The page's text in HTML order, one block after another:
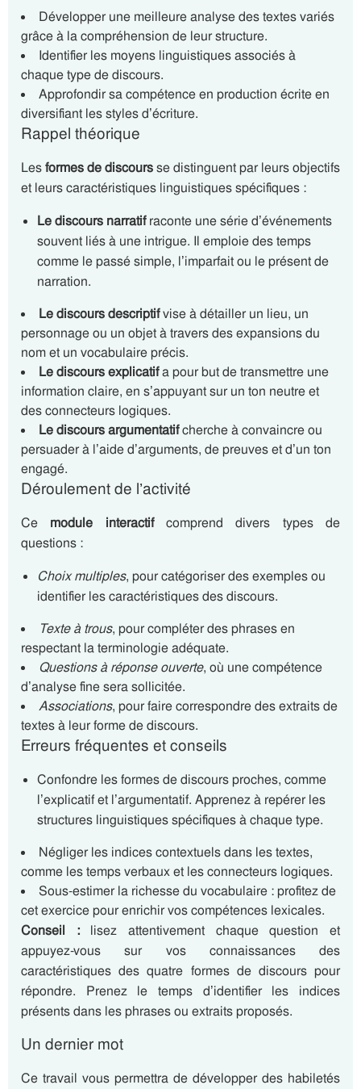
Développer une meilleure analyse des textes variés
grâce à la compréhension de leur structure.
Identifier les moyens linguistiques associés à
chaque type de discours.
Approfondir sa compétence en production écrite en
diversifiant les styles d’écriture.
Rappel théorique
Lesformes de discoursse distinguent par leurs objectifs
et leurs caractéristiques linguistiques spécifiques :
Le discours narratifraconte une série d’événements
souvent liés à une intrigue. Il emploie des temps
comme le passé simple, l’imparfait ou le présent de
narration.
Le discours descriptifvise à détailler un lieu, un
personnage ou un objet à travers des expansions du
nom et un vocabulaire précis.
Le discours explicatifa pour but de transmettre une
information claire, en s’appuyant sur un ton neutre et
des connecteurs logiques.
Le discours argumentatifcherche à convaincre ou
persuader à l’aide d’arguments, de preuves et d’un ton
engagé.
Déroulement de l’activité
Ce module interactifcomprend divers types de
questions :
Choix multiples, pour catégoriser des exemples ou
identifier les caractéristiques des discours.
Texte à trous, pour compléter des phrases en
respectant la terminologie adéquate.
Questions à réponse ouverte, où une compétence
d’analyse fine sera sollicitée.
Associations, pour faire correspondre des extraits de
textes à leur forme de discours.
Erreurs fréquentes et conseils
Confondre les formes de discours proches, comme
l’explicatif et l’argumentatif. Apprenez à repérer les
structures linguistiques spécifiques à chaque type.
Négliger les indices contextuels dans les textes,
comme les temps verbaux et les connecteurs logiques.
Sous-estimer la richesse du vocabulaire : profitez de
cet exercice pour enrichir vos compétences lexicales.
Conseil :lisez attentivement chaque question et
appuyez-vous sur vos connaissances des
caractéristiques des quatre formes de discours pour
répondre. Prenez le temps d’identifier les indices
présents dans les phrases ou extraits proposés.
Un dernier mot
Ce travail vous permettra de développer des habiletés